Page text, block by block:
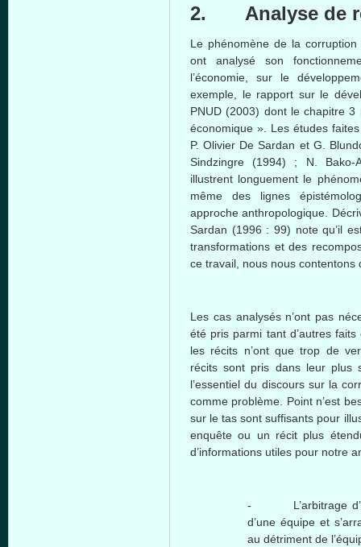
2. Analyse de
Le phénomènede la
ont
analyséson
l’économie
surle
exemple , le rapport surle
PNUD (2003) dontle chapitre 3
économique ». Les études faites
P. Olivier DeSardan et G.
Sindzingre (1994) ; N. Bako-
illustrent longuement le
même des lignes
approche anthropologique
Sardan (1996 : 99) notequ’il
transformations et des
ce travail, nous nous contentons
Les cas analysés n’ont pas
été pris parmi tant d’autres faits
les récits n’ont que trop de
récits sont pris dans leurplus
l’essentiel du discours surla
comme problème . Point n’est
sur letas sont suffisants pour
enquête ou un récit plus
d’informations utiles pour notre
- L’arbitrage
d’une équipe et
audétriment de